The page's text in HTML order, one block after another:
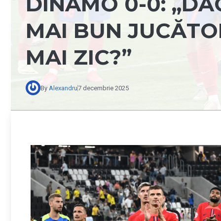
MAI BUN
MAI ZIC?”
By Alexandru7 decembrie 2025